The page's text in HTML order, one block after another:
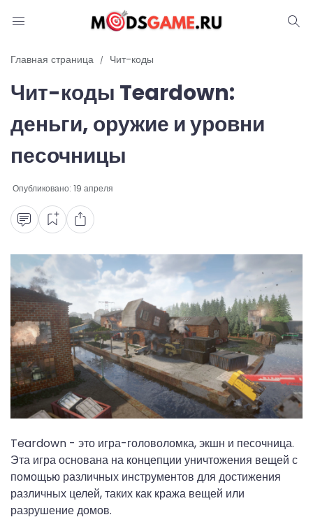
Блог
Читы и коды
Промокоды
Ошибки
Руководства
Roblox
Главная страница Чит-коды
Чит-коды Teardown:
деньги, оружие и уровни
песочницы
Опубликовано: 19 апреля
Teardown - это игра-головоломка, экшн и песочница.
Эта игра основана на концепции уничтожения вещей с
помощью различных инструментов для достижения
различных целей, таких как кража вещей или
разрушение домов.